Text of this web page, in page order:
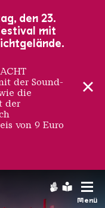
Menü
Ferrer
den 23.
mit
der Sound-
die
der
von 9 Euro